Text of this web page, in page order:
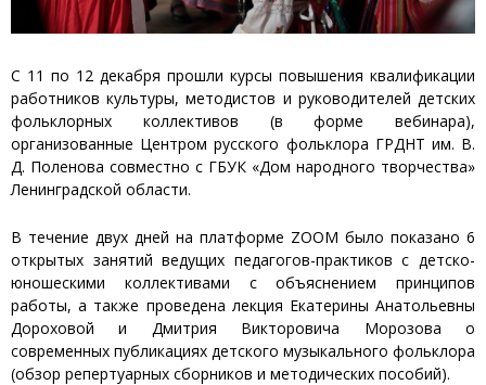
С 11 по 12 декабря прошли курсы повышения квалификации
работников культуры, методистов и руководителей детских
фольклорных коллективов (в форме вебинара),
организованные Центром русского фольклора ГРДНТ им. В.
Д. Поленова совместно с ГБУК «Дом народного творчества»
Ленинградской области.
В течение двух дней на платформе ZOOM было показано 6
открытых занятий ведущих педагогов-практиков с детско-
юношескими коллективами с объяснением принципов
работы, а также проведена лекция Екатерины Анатольевны
Дороховой и Дмитрия Викторовича Морозова о
современных публикациях детского музыкального фольклора
(обзор репертуарных сборников и методических пособий).